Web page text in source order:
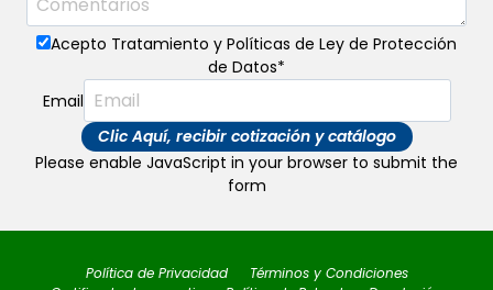
Acepto Tratamiento y Políticas de Ley de Protección
de Datos*
Email
Clic Aquí, recibir cotización y catálogo
Please enable JavaScript in your browser to submit the
form
Política de Privacidad
Términos y Condiciones